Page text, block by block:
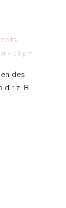
4:13 p.m.
des
dir z. B.